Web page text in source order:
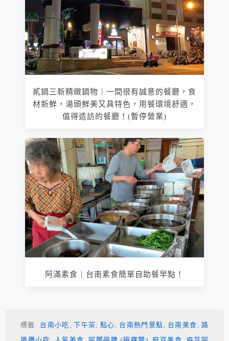
貳鍋三新精緻鍋物｜一間很有誠意的餐廳，食
材新鮮，湯頭鮮美又具特色，用餐環境舒適，
值得造訪的餐廳！(暫停營業)
阿滿素食｜台南素食簡單自助餐早點！
標籤: 台南小吃 ,下午茶, 點心 , 台南熱門景點 , 台南美食 , 路